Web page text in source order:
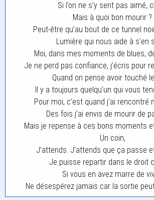
Si l’on ne s’y sent pas aimé,
Mais à quoi bon mourir ?
Peut-être qu’au bout de ce tunnel
Lumière qui nous aide à s’en
Moi, dans mes moments de blues,
Je ne perd pas confiance, j’écris pour
Quand on pense avoir touché
Il y a toujours quelqu’un qui vous
Pour moi, c’est quand j’ai rencontré
Des fois j’ai envis de mourir de
Mais je repense à ces bons moments
Un coin,
J’attends. J’attends que ça passe
Je puisse repartir dans le droit
Si vous en avez marre de
Ne désespérez jamais car la sortie